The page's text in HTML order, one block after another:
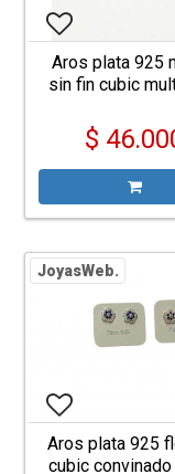
Aros plata 925
sin fin cubic
$
JoyasWeb.
Aros plata 925
cubic